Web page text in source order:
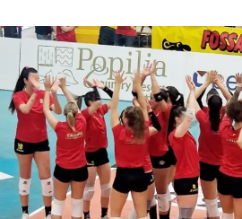
SOCIETÀ
CULTURA
ECONOMIA E LAVORO
EVENTI
SPORT